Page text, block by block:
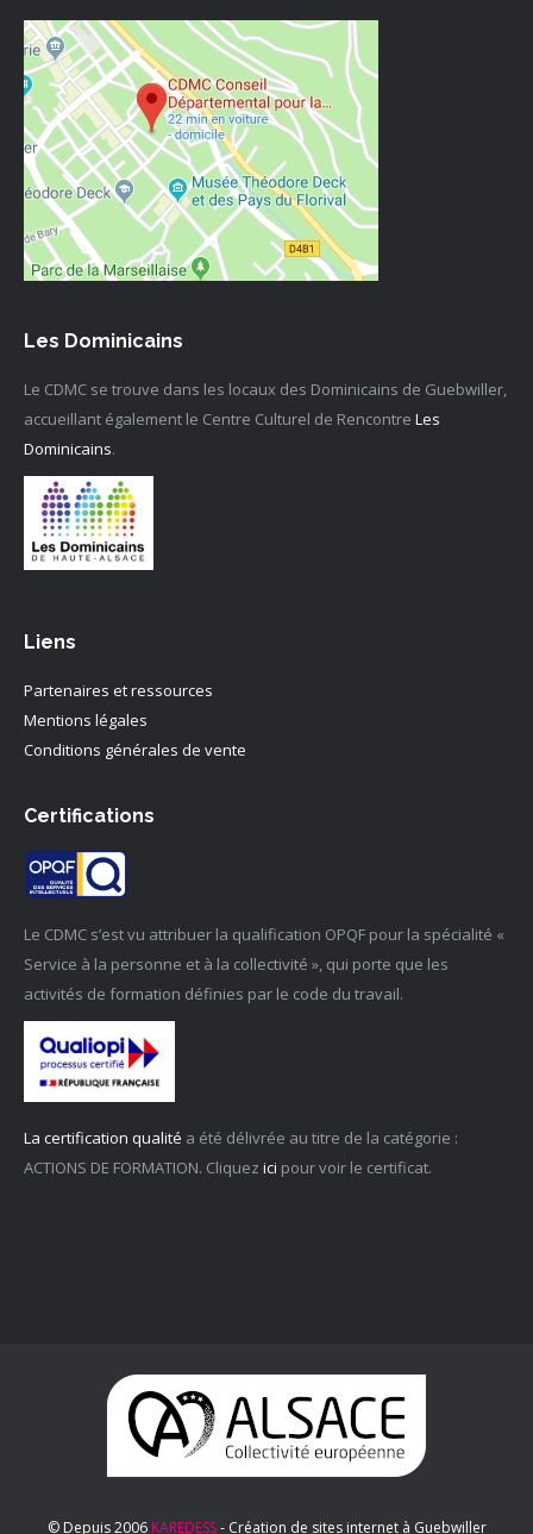
Les Dominicains
Le CDMC se trouve dans les locaux des Dominicains de Guebwiller,
accueillant également le Centre Culturel de Rencontre Les
Dominicains.
Liens
Partenaires et ressources
Mentions légales
Conditions générales de vente
Certifications
Le CDMC s’est vu attribuer la qualification OPQF pour la spécialité «
Service à la personne et à la collectivité », qui porte que les
activités de formation définies par le code du travail.
La certification qualité a été délivrée au titre de la catégorie :
ACTIONS DE FORMATION. Cliquez ici pour voir le certificat.
© Depuis 2006KAREDESS- Création de sites internet à Guebwiller